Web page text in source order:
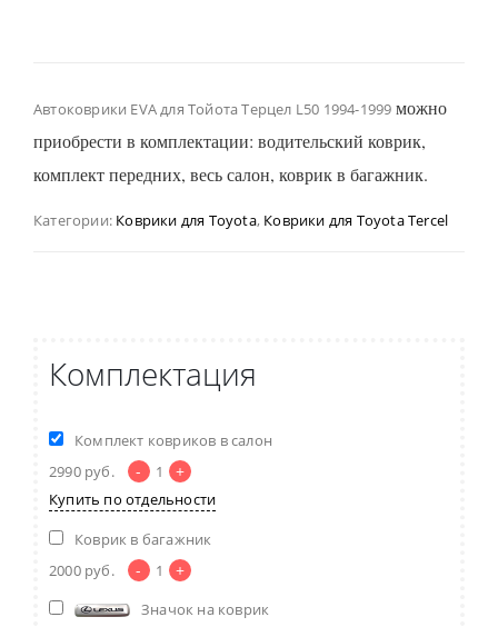
Автоковрики EVA для Тойота Терцел L50 1994-1999 можно
приобрести в комплектации: водительский коврик,
комплект передних, весь салон, коврик в багажник.
Категории: Коврики для Toyota, Коврики для Toyota Tercel
Комплектация
Комплект ковриков в салон
2990 руб. - 1 +
Купить по отдельности
Коврик в багажник
2000 руб. - 1 +
Значок на коврик